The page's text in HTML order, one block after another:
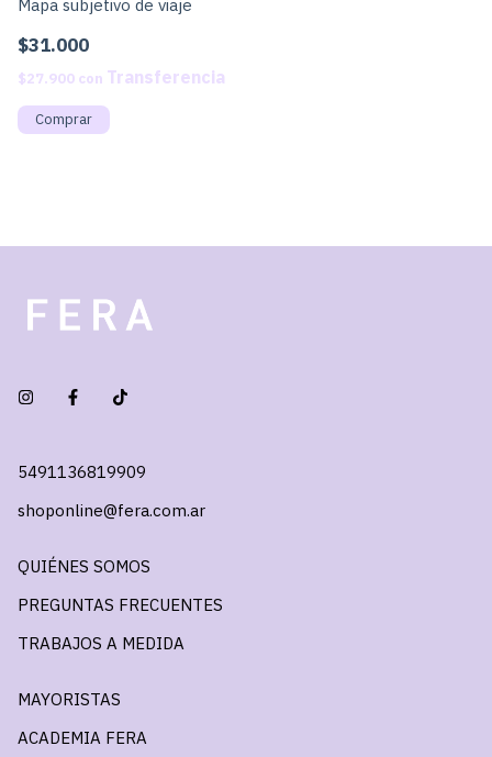
Mapa subjetivo de viaje
$31.000
$27.900 con
5491136819909
shoponline@fera.com.ar
QUIÉNES SOMOS
PREGUNTAS FRECUENTES
TRABAJOS A MEDIDA
MAYORISTAS
ACADEMIA FERA